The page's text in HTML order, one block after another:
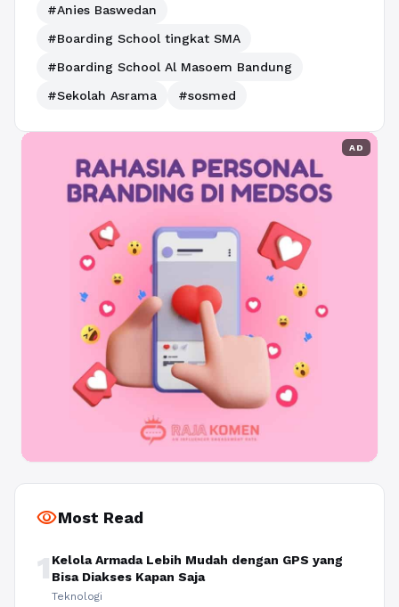
#Anies Baswedan
#Boarding School tingkat SMA
#Boarding School Al Masoem Bandung
#Sekolah Asrama
#sosmed
AD
visibilityMost Read
1 Kelola Armada Lebih Mudah dengan GPS yang
Bisa Diakses Kapan Saja
Teknologi